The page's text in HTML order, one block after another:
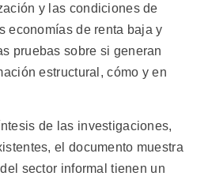
y las condiciones de
economías de renta baja y
pruebas sobre si generan
estructural, cómo y en
de las investigaciones,
el documento muestra
sector informal tienen un